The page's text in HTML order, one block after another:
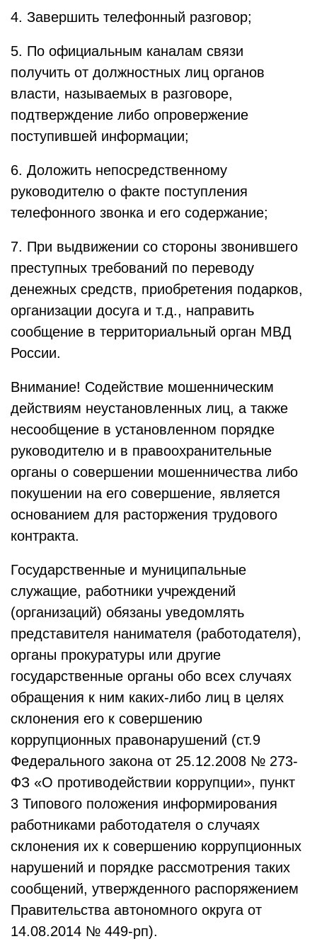
4. Завершить телефонный разговор;
5. По официальным каналам связи
получить от должностных лиц органов
власти, называемых в разговоре,
подтверждение либо опровержение
поступившей информации;
6. Доложить непосредственному
руководителю о факте поступления
телефонного звонка и его содержание;
7. При выдвижении со стороны звонившего
преступных требований по переводу
денежных средств, приобретения подарков,
организации досуга и т.д., направить
сообщение в территориальный орган МВД
России.
Внимание! Содействие мошенническим
действиям неустановленных лиц, а также
несообщение в установленном порядке
руководителю и в правоохранительные
органы о совершении мошенничества либо
покушении на его совершение, является
основанием для расторжения трудового
контракта.
Государственные и муниципальные
служащие, работники учреждений
(организаций) обязаны уведомлять
представителя нанимателя (работодателя),
органы прокуратуры или другие
государственные органы обо всех случаях
обращения к ним каких-либо лиц в целях
склонения его к совершению
коррупционных правонарушений (ст.9
Федерального закона от 25.12.2008 № 273-
ФЗ «О противодействии коррупции», пункт
3 Типового положения информирования
работниками работодателя о случаях
склонения их к совершению коррупционных
нарушений и порядке рассмотрения таких
сообщений, утвержденного распоряжением
Правительства автономного округа от
14.08.2014 № 449-рп).